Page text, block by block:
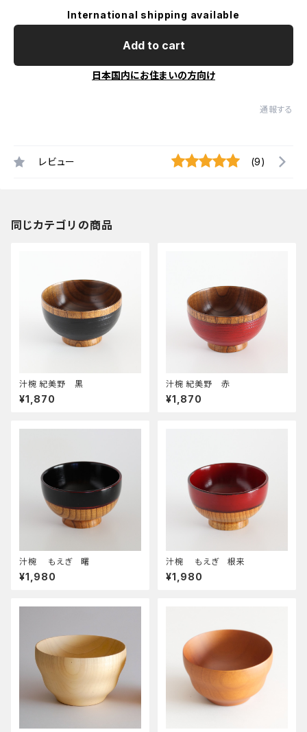
International shipping available
Add to cart
日本国内にお住まいの方向け
通報する
レビュー (9)
同じカテゴリの商品
汁椀 紀美野 黒
¥1,870
汁椀 紀美野 赤
¥1,870
汁椀 もえぎ 曙
¥1,980
汁椀 もえぎ 根来
¥1,980